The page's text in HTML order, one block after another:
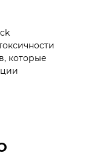
которые